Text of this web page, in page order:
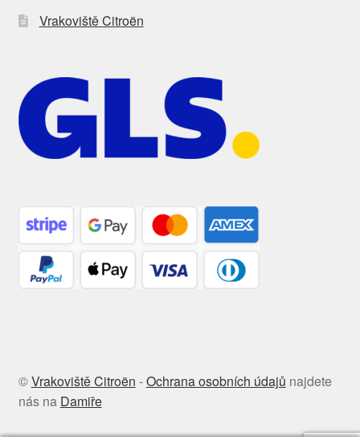
Vrakoviště Citroën
©Vrakoviště Citroën -Ochrana osobních údajů najdete
nás na Damiře